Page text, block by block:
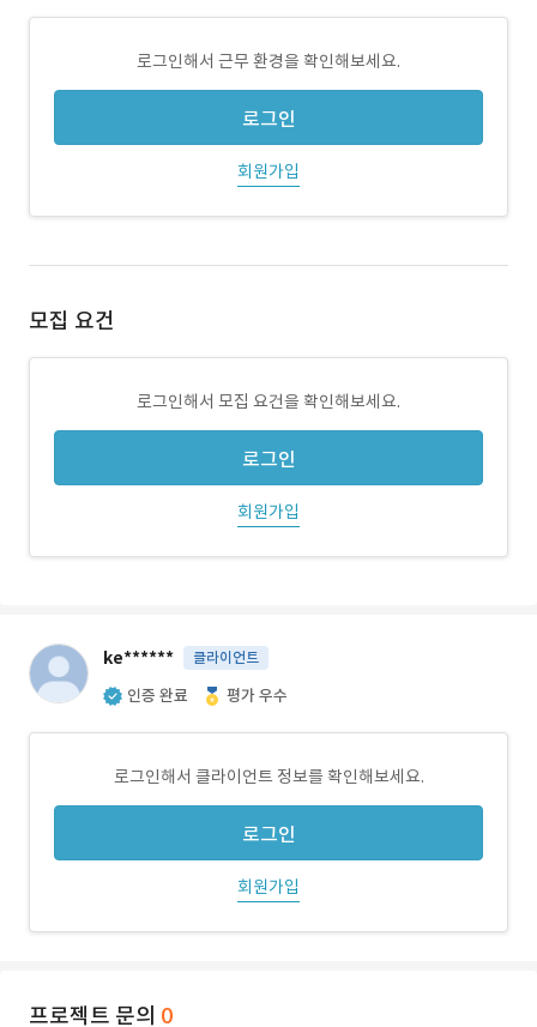
로그인해서 근무 환경을 확인해보세요.
로그인
회원가입
모집 요건
로그인해서 모집 요건을 확인해보세요.
로그인
회원가입
ke****** 클라이언트
인증 완료 평가 우수
로그인해서 클라이언트 정보를 확인해보세요.
로그인
회원가입
프로젝트 문의 0